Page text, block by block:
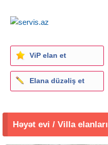
ViP elan et
Elana düzəliş et
Həyət evi / Villa elanları